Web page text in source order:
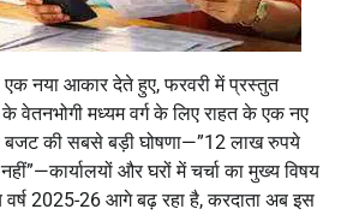
एक नया आकार देते हुए, फरवरी में प्रस्तुत
मध्यम वर्ग के लिए राहत के एक नए
की सबसे बड़ी घोषणा—”12 लाख रुपये
और घरों में चर्चा का मुख्य विषय
2025-26 आगे बढ़ रहा है, करदाता अब इस